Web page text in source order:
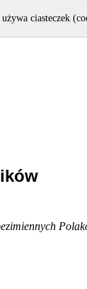
używa ciasteczek